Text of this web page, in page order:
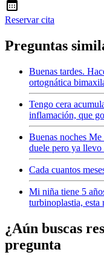
Reservar cita
Preguntas
Buenas tardes.
ortognática
Tengo cera
inflamación, que
Buenas noches
duele pero ya llevo
Cada cuantos
Mi niña tiene 5
turbinoplastia, esta
¿Aún buscas
pregunta